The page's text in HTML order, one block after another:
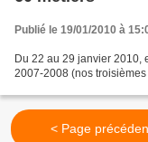
Publié le 19/01/2010 à
Du 22 au 29 janvier 2010,
2007-2008 (nos
< Page